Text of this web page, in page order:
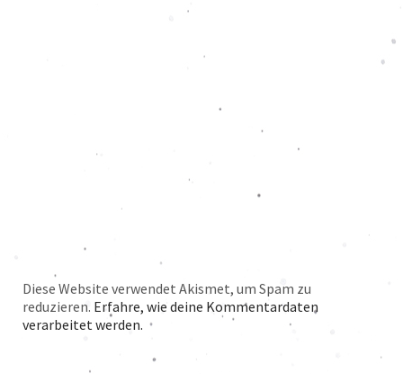
Diese Website verwendet Akismet, um Spam zu
reduzieren. Erfahre, wie deine Kommentardaten
verarbeitet werden.